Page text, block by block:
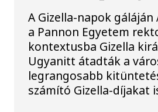
A Gizella-napok gáláján
a Pannon Egyetem
kontextusba Gizella
Ugyanitt átadták a
legrangosabb
számító Gizella-díjakat